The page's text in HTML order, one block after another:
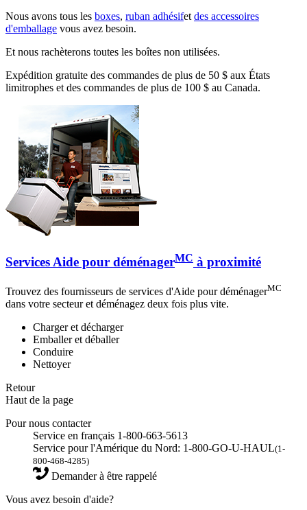
Nous avons tous les boxes, ruban adhésifetdes accessoires
d'emballage vous avez besoin.
Et nous rachèterons toutes les boîtes non utilisées.
Expédition gratuite des commandes de plus de 50 $ aux États
limitrophes et des commandes de plus de 100 $ au Canada.
Services Aide pour déménagerMC à proximité
Trouvez des fournisseurs de services d'Aide pour déménagerMC
dans votre secteur et déménagez deux fois plus vite.
Charger et décharger
Emballer et déballer
Conduire
Nettoyer
Retour
Haut de la page
Pour nous contacter
Service en français 1-800-663-5613
Service pour l'Amérique du Nord: 1-800-GO-U-HAUL(1-
800-468-4285)
Demander à être rappelé
Vous avez besoin d'aide?